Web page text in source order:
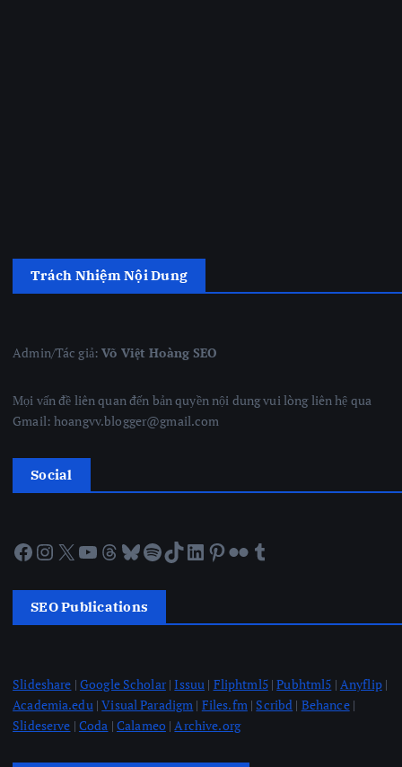
Trách Nhiệm Nội Dung
Admin/Tác giả:Võ Việt Hoàng SEO
Mọi vấn đề liên quan đến bản quyền nội dung vui lòng liên hệ qua
Gmail: hoangvv.blogger@gmail.com
Social
Facebook Instagram X YouTube Threads Bluesky Spotify TikTok LinkedIn Pinterest Flickr Tumblr
SEO Publications
Slideshare | Google Scholar|Issuu | Fliphtml5|Pubhtml5 | Anyflip|
Academia.edu|Visual Paradigm | Files.fm| Scribd | Behance|
Slideserve | Coda | Calameo|Archive.org